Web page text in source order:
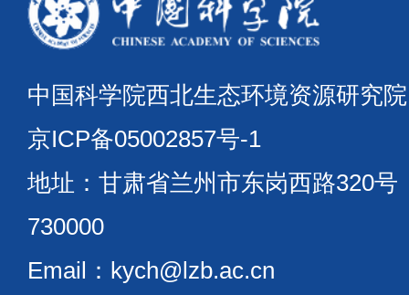
中国科学院西北生态环境资源研
京ICP备05002857号-1
地址：甘肃省兰州市东岗西路
730000
Email：kych@lzb.ac.cn